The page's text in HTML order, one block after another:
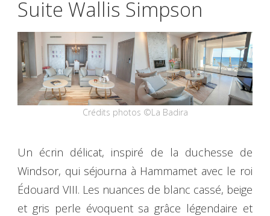
Suite Wallis Simpson
Crédits photos ©La Badira
Un écrin délicat, inspiré de la duchesse de
Windsor, qui séjourna à Hammamet avec le roi
Édouard VIII. Les nuances de blanc cassé, beige
et gris perle évoquent sa grâce légendaire et